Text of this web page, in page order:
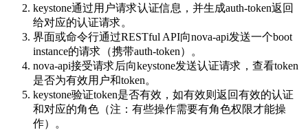
keystone通过用户请求认证信息，并生成auth-token返回
给对应的认证请求。
界面或命令行通过RESTful API向nova-api发送一个boot
instance的请求（携带auth-token）。
nova-api接受请求后向keystone发送认证请求，查看token
是否为有效用户和token。
keystone验证token是否有效，如有效则返回有效的认证
和对应的角色（注：有些操作需要有角色权限才能操
作）。